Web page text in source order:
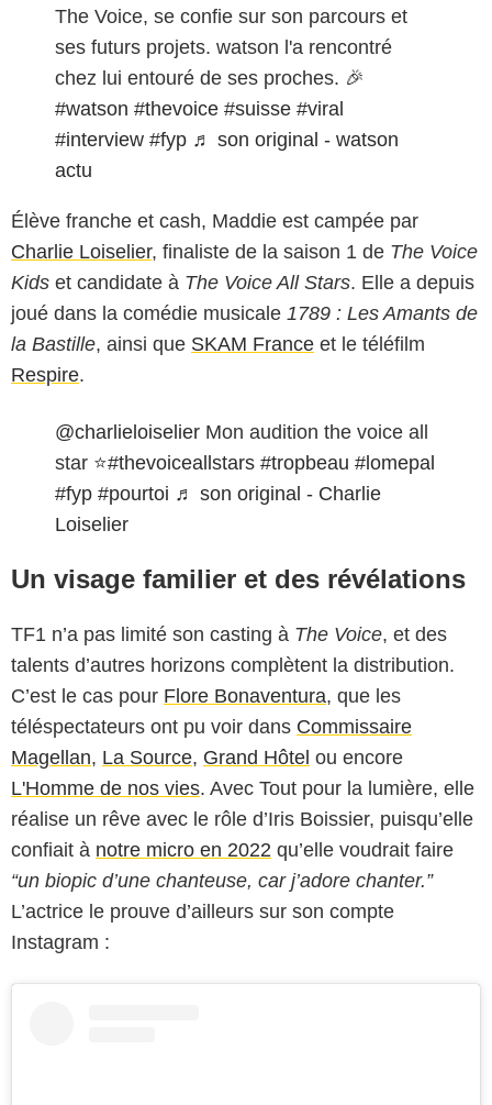
The Voice, se confie sur son parcours et
ses futurs projets. watson l'a rencontré
chez lui entouré de ses proches. 🎉
#watson #thevoice #suisse #viral
#interview #fyp ♬ son original - watson
actu
Élève franche et cash, Maddie est campée par
Charlie Loiselier, finaliste de la saison 1 de The Voice
Kids et candidate à The Voice All Stars. Elle a depuis
joué dans la comédie musicale 1789 : Les Amants de
la Bastille, ainsi que SKAM France et le téléfilm
Respire.
@charlieloiselier Mon audition the voice all
star ⭐️#thevoiceallstars #tropbeau #lomepal
#fyp #pourtoi ♬ son original - Charlie
Loiselier
Un visage familier et des révélations
TF1 n’a pas limité son casting à The Voice, et des
talents d’autres horizons complètent la distribution.
C’est le cas pour Flore Bonaventura, que les
téléspectateurs ont pu voir dans Commissaire
Magellan, La Source, Grand Hôtel ou encore
L'Homme de nos vies. Avec Tout pour la lumière, elle
réalise un rêve avec le rôle d’Iris Boissier, puisqu’elle
confiait à notre micro en 2022 qu’elle voudrait faire
“un biopic d’une chanteuse, car j’adore chanter.”
L’actrice le prouve d’ailleurs sur son compte
Instagram :